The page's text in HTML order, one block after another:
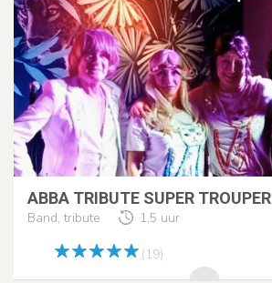
ABBA TRIBUTE SUPER TROUPER
Band, tribute 1,5 uur
(19)